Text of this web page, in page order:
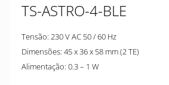
TS-ASTRO-4-BLE
Tensão: 230 V AC 50 / 60 Hz
Dimensões: 45 x 36 x 58 mm (2 TE)
Alimentação: 0.3 – 1 W